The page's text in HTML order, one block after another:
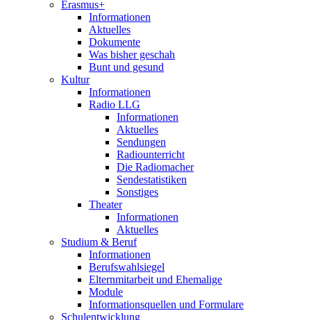
Erasmus+
Informationen
Aktuelles
Dokumente
Was bisher geschah
Bunt und gesund
Kultur
Informationen
Radio LLG
Informationen
Aktuelles
Sendungen
Radiounterricht
Die Radiomacher
Sendestatistiken
Sonstiges
Theater
Informationen
Aktuelles
Studium & Beruf
Informationen
Berufswahlsiegel
Elternmitarbeit und Ehemalige
Module
Informationsquellen und Formulare
Schulentwicklung